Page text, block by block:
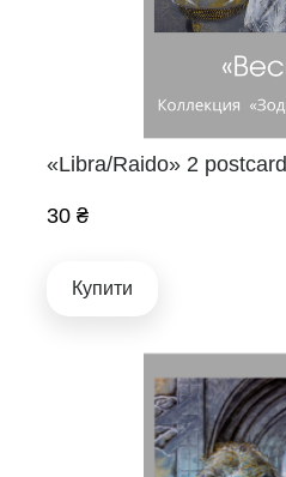
«Libra/Raido» 2 postcard
30 ₴
Купити